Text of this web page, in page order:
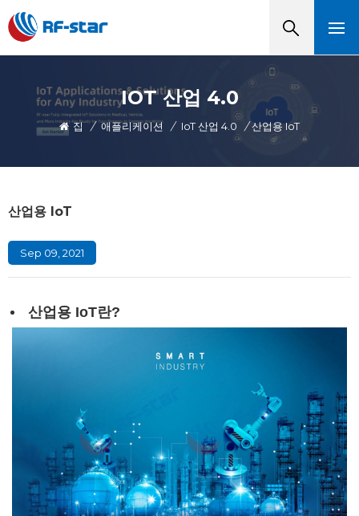
IOT 산업 4.0
집 / 애플리케이션 / IoT 산업 4.0 / 산업용 IoT
산업용 IoT
Sep 09, 2021
산업용 IoT란?